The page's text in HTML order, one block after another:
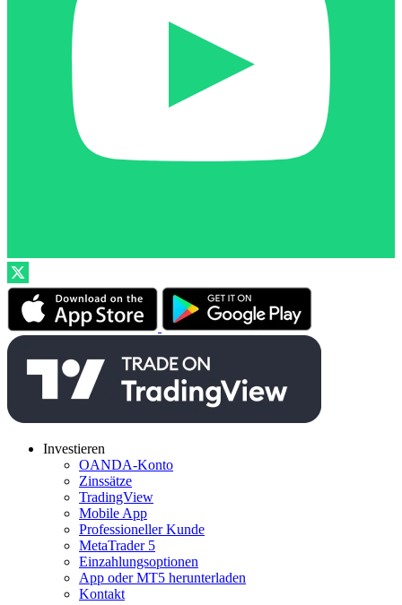
Investieren
OANDA-Konto
Zinssätze
TradingView
Mobile App
Professioneller Kunde
MetaTrader 5
Einzahlungsoptionen
App oder MT5 herunterladen
Kontakt